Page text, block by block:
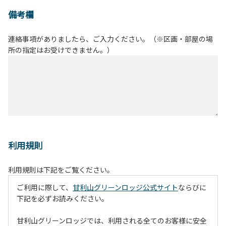
備考欄
連絡事項がありましたら、ご入力ください。（※区画・部屋の場
所の指定はお受けできません。）
利用規則
利用規則は下記をご覧ください。
ご利用に際して、 甘利山グリーンロッジ公式サイトならびに
下記を必ずお読みください。
甘利山グリーンロッジでは、利用される全てのお客様に安全